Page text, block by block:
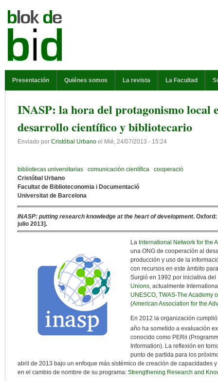
Presentación Quiénes somos La revista La Facultad
INASP: la hora del protagonismo local
desarrollo científico y bibliotecario
Enviado por Cristóbal Urbano el Mié, 24/07/2013 - 15:24
bibliotecas universitarias comunicación científica
cooperació
Cristóbal Urbano
Facultat de Biblioteconomia i Documentació
Universitat de Barcelona
INASP: putting research knowledge at the heart of development. Oxford:
julio 2013].
La International Network for the
una ONG de cooperación al
producción y uso de la
con recursos en este ámbito
Surgió en 1992 por iniciativa del
Unions, actualmente
UNESCO, TWAS-The Academy
(American Association for the
En 2012 la organización
año ha sometido a evaluación
conocido como PERii
Information). La reflexión en
punto de partida para los
abril de 2013 bajo un enfoque más sistémico de creación de capacidades
en el cambio de nombre de su programa: Strengthening Research and